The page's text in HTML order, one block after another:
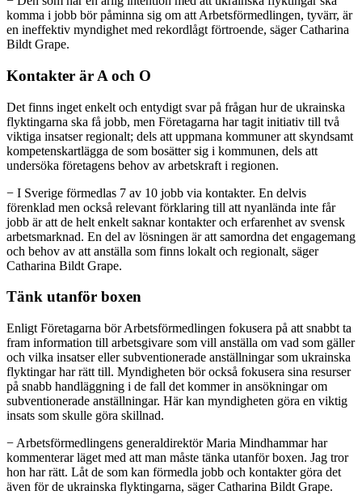
komma i jobb bör påminna sig om att Arbetsförmedlingen, tyvärr, är
en ineffektiv myndighet med rekordlågt förtroende, säger Catharina
Bildt Grape.
Kontakter är A och O
Det finns inget enkelt och entydigt svar på frågan hur de ukrainska
flyktingarna ska få jobb, men Företagarna har tagit initiativ till två
viktiga insatser regionalt; dels att uppmana kommuner att skyndsamt
kompetenskartlägga de som bosätter sig i kommunen, dels att
undersöka företagens behov av arbetskraft i regionen.
− I Sverige förmedlas 7 av 10 jobb via kontakter. En delvis
förenklad men också relevant förklaring till att nyanlända inte får
jobb är att de helt enkelt saknar kontakter och erfarenhet av svensk
arbetsmarknad. En del av lösningen är att samordna det engagemang
och behov av att anställa som finns lokalt och regionalt, säger
Catharina Bildt Grape.
Tänk utanför boxen
Enligt Företagarna bör Arbetsförmedlingen fokusera på att snabbt ta
fram information till arbetsgivare som vill anställa om vad som gäller
och vilka insatser eller subventionerade anställningar som ukrainska
flyktingar har rätt till. Myndigheten bör också fokusera sina resurser
på snabb handläggning i de fall det kommer in ansökningar om
subventionerade anställningar. Här kan myndigheten göra en viktig
insats som skulle göra skillnad.
− Arbetsförmedlingens generaldirektör Maria Mindhammar har
kommenterar läget med att man måste tänka utanför boxen. Jag tror
hon har rätt. Låt de som kan förmedla jobb och kontakter göra det
även för de ukrainska flyktingarna, säger Catharina Bildt Grape.